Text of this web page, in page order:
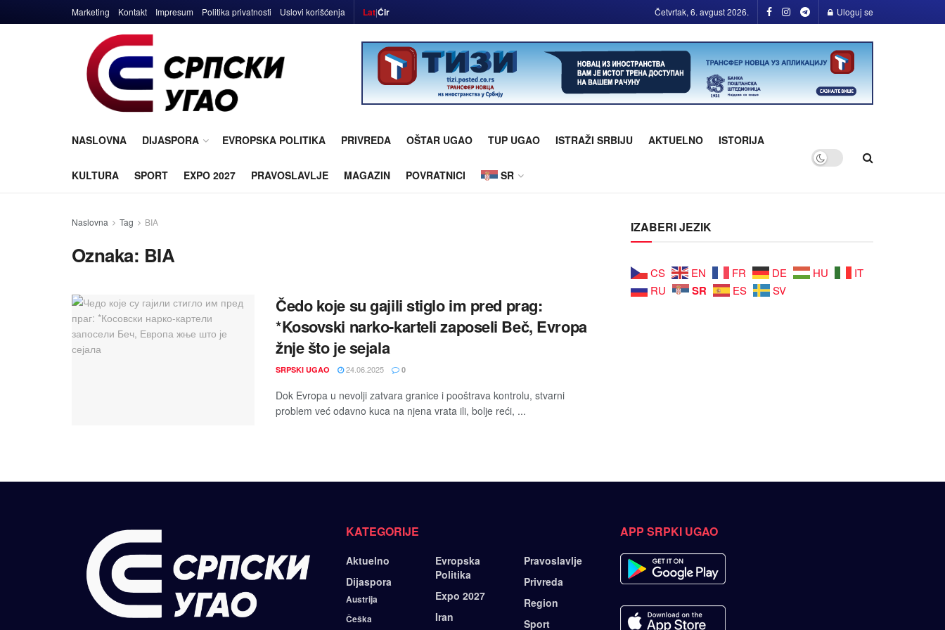
Marketing Kontakt Impresum Politika privatnosti Uslovi korišćenja Lat|Ćir Četvrtak, 6. avgust 2026. Uloguj se
NASLOVNA DIJASPORA EVROPSKA POLITIKA PRIVREDA OŠTAR UGAO TUP UGAO ISTRAŽI SRBIJU AKTUELNO ISTORIJA
KULTURA SPORT EXPO 2027 PRAVOSLAVLJE MAGAZIN POVRATNICI SR
Naslovna Tag BIA
Oznaka: BIA
Čedo koјe su gaјili stiglo im pred prag:
*Kosovski narko-karteli zaposeli Beč, Evropa
žnje što јe seјala
SRPSKI UGAO 24.06.2025 0
Dok Evropa u nevolji zatvara granice i pooštrava kontrolu, stvarni
problem već odavno kuca na njena vrata ili, bolje reći, ...
IZABERI JEZIK
CS EN FR DE HU
IT
RU
SR ES SV
KATEGORIJE
Aktuelno
Dijaspora
Austrija
Češka
Evropska
Politika
Expo 2027
Iran
Pravoslavlje
Privreda
Region
Sport
APP SRPKI UGAO